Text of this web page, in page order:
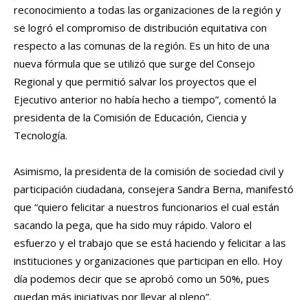
reconocimiento a todas las organizaciones de la región y
se logró el compromiso de distribución equitativa con
respecto a las comunas de la región. Es un hito de una
nueva fórmula que se utilizó que surge del Consejo
Regional y que permitió salvar los proyectos que el
Ejecutivo anterior no había hecho a tiempo”, comentó la
presidenta de la Comisión de Educación, Ciencia y
Tecnología.
Asimismo, la presidenta de la comisión de sociedad civil y
participación ciudadana, consejera Sandra Berna, manifestó
que “quiero felicitar a nuestros funcionarios el cual están
sacando la pega, que ha sido muy rápido. Valoro el
esfuerzo y el trabajo que se está haciendo y felicitar a las
instituciones y organizaciones que participan en ello. Hoy
día podemos decir que se aprobó como un 50%, pues
quedan más iniciativas por llevar al pleno”.